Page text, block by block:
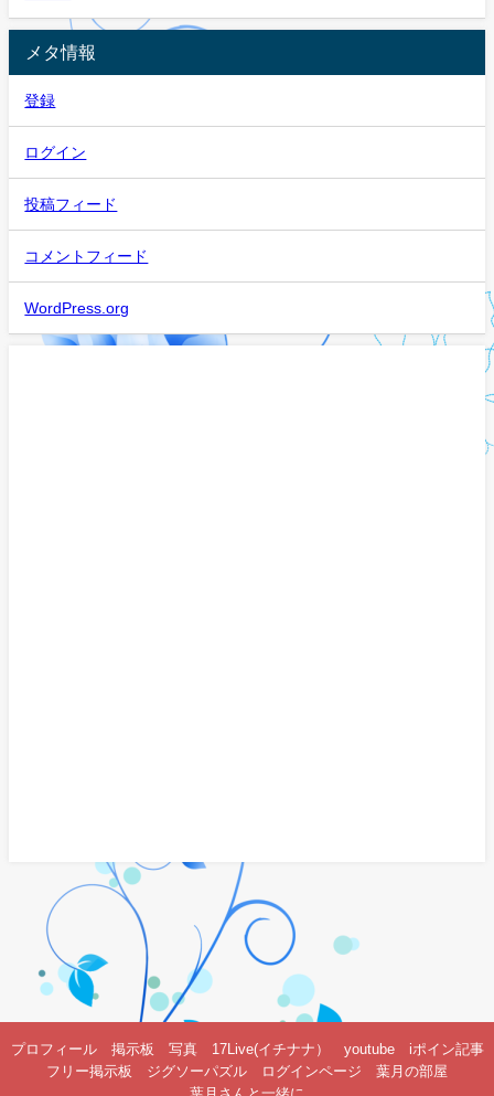
メタ情報
登録
ログイン
投稿フィード
コメントフィード
WordPress.org
プロフィール 掲示板 写真 17Live(イチナナ） youtube
iポイン記事
フリー掲示板
ジグソーパズル ログインページ
葉月の部屋